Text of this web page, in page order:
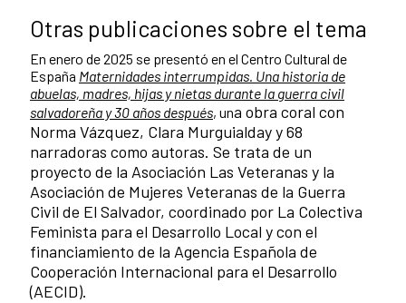
Otras publicaciones sobre el tema
En enero de 2025 se presentó en el Centro Cultural de
España Maternidades interrumpidas. Una historia de
abuelas, madres, hijas y nietas durante la guerra civil
salvadoreña y 30 años después, una obra coral con
Norma Vázquez, Clara Murguialday y 68
narradoras como autoras. Se trata de un
proyecto de la Asociación Las Veteranas y la
Asociación de Mujeres Veteranas de la Guerra
Civil de El Salvador, coordinado por La Colectiva
Feminista para el Desarrollo Local y con el
financiamiento de la Agencia Española de
Cooperación Internacional para el Desarrollo
(AECID).